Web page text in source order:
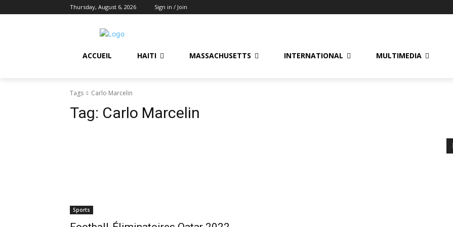
Thursday, August 6, 2026 Sign in / Join
ACCUEIL HAITI MASSACHUSETTS INTERNATIONAL MULTIMEDIA
Tags Carlo Marcelin
Tag: Carlo Marcelin
Sports